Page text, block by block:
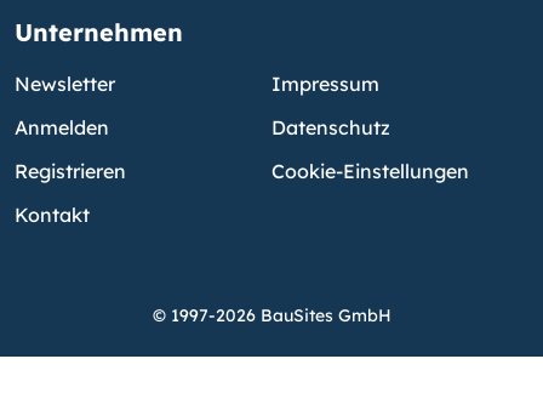
Unternehmen
Newsletter
Anmelden
Registrieren
Kontakt
Impressum
Datenschutz
Cookie-Einstellungen
© 1997-2026 BauSites GmbH